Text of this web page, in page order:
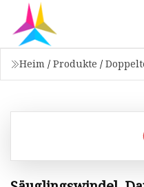
Heim / Produkte /